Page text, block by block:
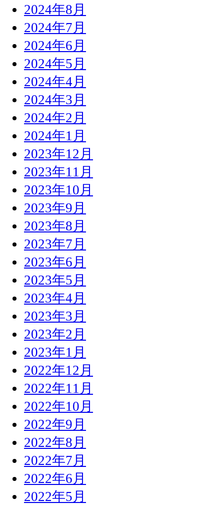
2024年8月
2024年7月
2024年6月
2024年5月
2024年4月
2024年3月
2024年2月
2024年1月
2023年12月
2023年11月
2023年10月
2023年9月
2023年8月
2023年7月
2023年6月
2023年5月
2023年4月
2023年3月
2023年2月
2023年1月
2022年12月
2022年11月
2022年10月
2022年9月
2022年8月
2022年7月
2022年6月
2022年5月